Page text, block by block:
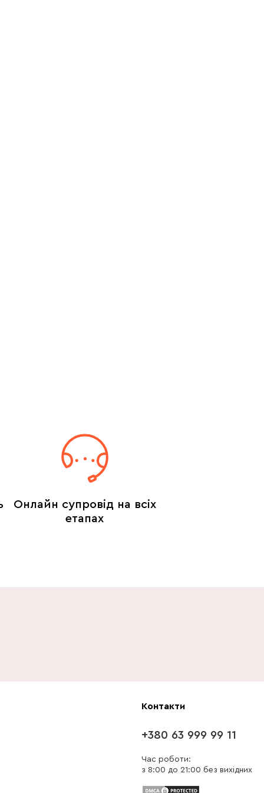
Онлайн супровід на всіх
етапах
Контакти
+380 63 999 99 11
Час роботи:
з 8:00 до 21:00 без вихідних